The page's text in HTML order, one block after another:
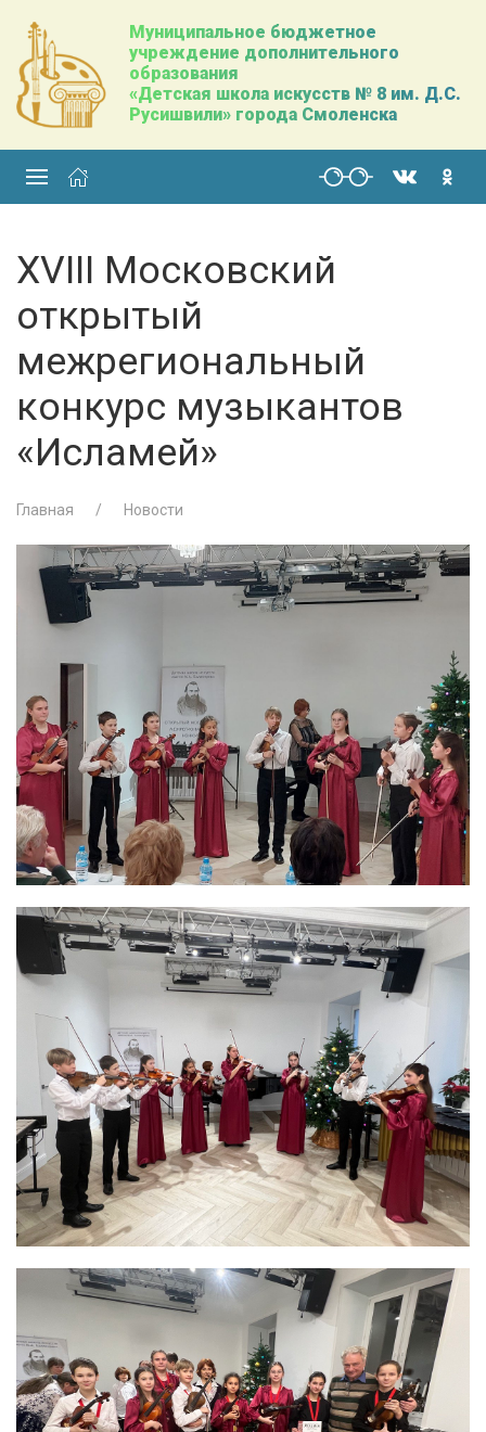
Муниципальное бюджетное
учреждение дополнительного
образования
«Детская школа искусств № 8 им. Д.С.
Русишвили» города Смоленска
XVIII Московский
открытый
межрегиональный
конкурс музыкантов
«Исламей»
Главная Новости